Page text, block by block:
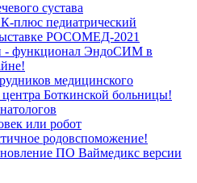
сустава
плюс педиатрический
РОСОМЕД-2021
функционал ЭндоСИМ в
медицинского
Боткинской больницы!
или робот
родовспоможение!
ПО Ваймедикс версии